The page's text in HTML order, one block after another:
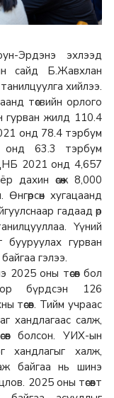
Эрдэнэ эхлээд
сайд Б.Жавхлан
хийлээ.
төсвийн орлого
гурван жилд 110.4
онд 78.4 тэрбум
онд 63.3 тэрбум
2021 онд 4,657
дахин өсөж 8,000
хугацаанд
гадаад өр
Үүний
бууруулах гурван
гэлээ.
оны төсөв бол
бүрдсэн 126
төсөв. Тийм учраас
хандлагаас салж,
болсон. УИХ-ын
хандлагыг халж,
байгаа нь шинэ
2025 оны төсөвт